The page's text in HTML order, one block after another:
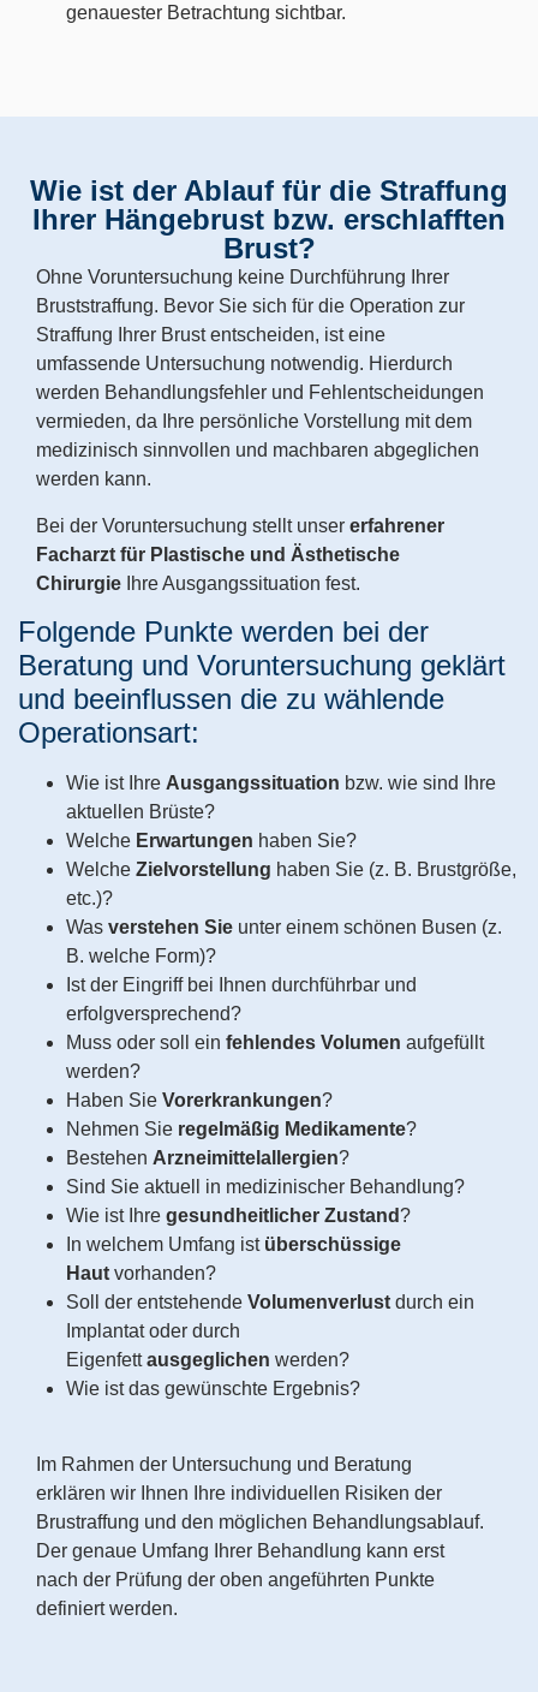
genauester Betrachtung sichtbar.
Wie ist der Ablauf für die Straffung
Ihrer Hängebrust bzw. erschlafften
Brust?
Ohne Voruntersuchung keine Durchführung Ihrer
Bruststraffung. Bevor Sie sich für die Operation zur
Straffung Ihrer Brust entscheiden, ist eine
umfassende Untersuchung notwendig. Hierdurch
werden Behandlungsfehler und Fehlentscheidungen
vermieden, da Ihre persönliche Vorstellung mit dem
medizinisch sinnvollen und machbaren abgeglichen
werden kann.
Bei der Voruntersuchung stellt unser erfahrener
Facharzt für Plastische und Ästhetische
Chirurgie Ihre Ausgangssituation fest.
Folgende Punkte werden bei der
Beratung und Voruntersuchung geklärt
und beeinflussen die zu wählende
Operationsart:
Wie ist Ihre Ausgangssituation bzw. wie sind Ihre
aktuellen Brüste?
Welche Erwartungen haben Sie?
Welche Zielvorstellung haben Sie (z. B. Brustgröße,
etc.)?
Was verstehen Sie unter einem schönen Busen (z.
B. welche Form)?
Ist der Eingriff bei Ihnen durchführbar und
erfolgversprechend?
Muss oder soll ein fehlendes Volumen aufgefüllt
werden?
Haben Sie Vorerkrankungen?
Nehmen Sie regelmäßig Medikamente?
Bestehen Arzneimittelallergien?
Sind Sie aktuell in medizinischer Behandlung?
Wie ist Ihre gesundheitlicher Zustand?
In welchem Umfang ist überschüssige
Haut vorhanden?
Soll der entstehende Volumenverlust durch ein
Implantat oder durch
Eigenfettausgeglichen werden?
Wie ist das gewünschte Ergebnis?
Im Rahmen der Untersuchung und Beratung
erklären wir Ihnen Ihre individuellen Risiken der
Brustraffung und den möglichen Behandlungsablauf.
Der genaue Umfang Ihrer Behandlung kann erst
nach der Prüfung der oben angeführten Punkte
definiert werden.